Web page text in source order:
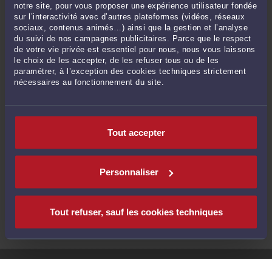
notre site, pour vous proposer une expérience utilisateur fondée
sur l’interactivité avec d’autres plateformes (vidéos, réseaux
sociaux, contenus animés…) ainsi que la gestion et l’analyse
du suivi de nos campagnes publicitaires. Parce que le respect
de votre vie privée est essentiel pour nous, nous vous laissons
le choix de les accepter, de les refuser tous ou de les
paramétrer, à l’exception des cookies techniques strictement
nécessaires au fonctionnement du site.
Tout accepter
Personnaliser
Tout refuser, sauf les cookies techniques
COMMENT ÇA MARCHE ?
1 Précisez votre situation
2
Recevez jusqu'à 5 devis de 5 avocats
différents
3 Contactez l'avocat de votre choix